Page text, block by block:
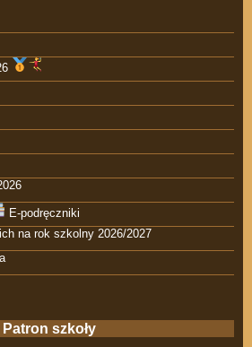
E-podręczniki
na rok szkolny 2026/2027
Patron szkoły